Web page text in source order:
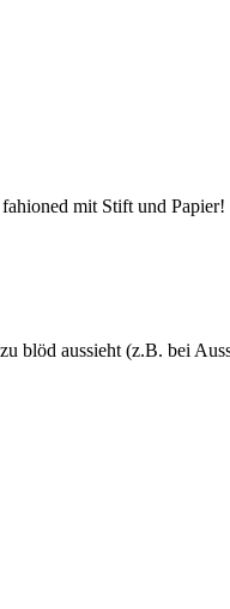
mit Stift und Papier!
blöd aussieht (z.B. bei